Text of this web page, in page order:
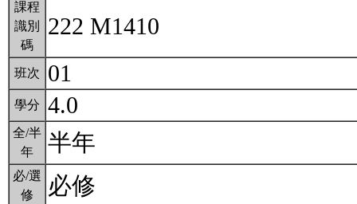
課程
識別
碼
222 M1410
班次 01
學分 4.0
全/半
年
半年
必/選
修
必修